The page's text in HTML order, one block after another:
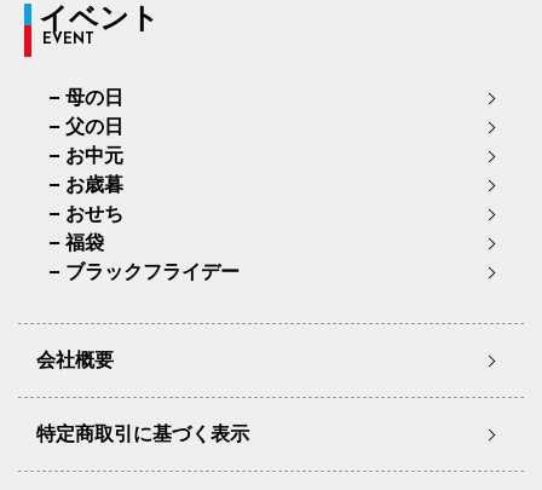
イベント
EVENT
母の日
父の日
お中元
お歳暮
おせち
福袋
ブラックフライデー
会社概要
特定商取引に基づく表示